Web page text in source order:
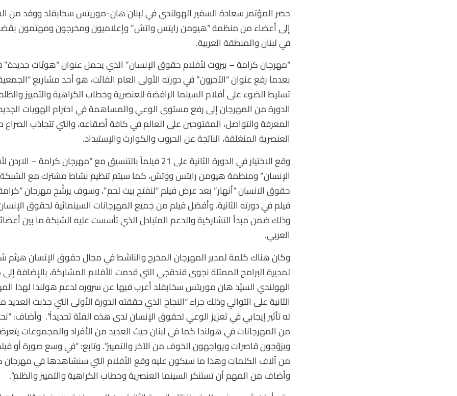
حضر المؤتمر سعادة السفير الهولندي في لبنان هان-موريتس سخابفلد ووفد من
إلى أعضاء من منظمة “هيومن رايتس واتش” وإعلاميون ومخرجون ومهتمون
في لبنان والمنطقة العربية.
“مهرجان كرامة – بيروت لأفلام حقوق الإنسان” الذي يحمل عنوان “هويّات جديدة”
بعدما رفع عنوان “الآخرون” في دورته الأولى العام الفائت، هو أحد مشاريع
تسليط الضوء على أفلام السينما الرافضة للعنصرية وخطاب الكراهية والتمييز
الدورة من المهرجان إلى رفع مستوى الوعي والمساهمة في احترام الهويات
المعرفة والتواصل، المفتوحين على العالم في كافة أصقاعه، والتي تتجاذب
العنصرية المنغلقة، الناتجة عن الحروب والكوارث والإستبداد.
وقع الاختيار في الدورة الثانية على 21 فيلماً بالتنسيق مع “مهرجان كرامة
الإنسان” ومنظمة هيومن رايتس ووتش، كما سيتم تنظيم نشاط مشترك مع الشبكة
حقوق الانسان “أنهار” بعد عرض فيلم “لنفتح بيت لحم”، وسوف يرشّح مهرجان
فيلم في دورته الثانية، وأفضل فيلم من جميع المهرجانات السينمائية لحقوق
وذلك ضمن مبدأ التشاركية والدعم المتبادل الذي تأسست عليه الشبكة ما بين
العربي​.
وكان هناك كلمة لمدير المهرجان المخرج والناشط في مجال حقوق الإنسان
لمديرة البرامج الممثلة نجوى قندقجي التي قدمت الأفلام المشاركة، بالإضافة
الهولندي السيّد هان موريتس سخابفلد أعرب فيها عن سروره لدعم هولندا لهذا
الثانية على التوالي وذلك جراء “النجاح الذي حققته الدورة الأولى التي جذبت
له تأثير إيجابي في تعزيز الوعي لحقوق الإنسان لدى هذه الفئة تحديداً”. وأضاف:
من المهرجانات في هولندا كما في لبنان حيث العديد من الأفراد والمجموعات
ويزوّجون قاصرات ويواجهون الخوف من الآخر والتمييز”. وتابع: “في وسع صورة أو
من آلاف الكلمات وهذا ما سيكون عليه وقع الأفلام التي سنشاهدها في مهرجان
وأضاف من المهم أن تستنكر السينما العنصرية وخطاب الكراهية والتمييز والظلم”.